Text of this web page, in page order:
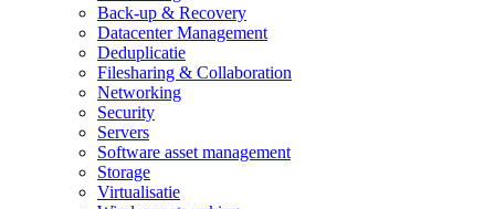
Back-up & Recovery
Datacenter Management
Deduplicatie
Filesharing & Collaboration
Networking
Security
Servers
Software asset management
Storage
Virtualisatie